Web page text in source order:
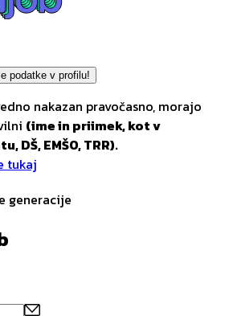
podatke v profilu!
nakazan pravočasno, morajo
(ime in priimek, kot v
DŠ, EMŠO, TRR).
tukaj
generacije